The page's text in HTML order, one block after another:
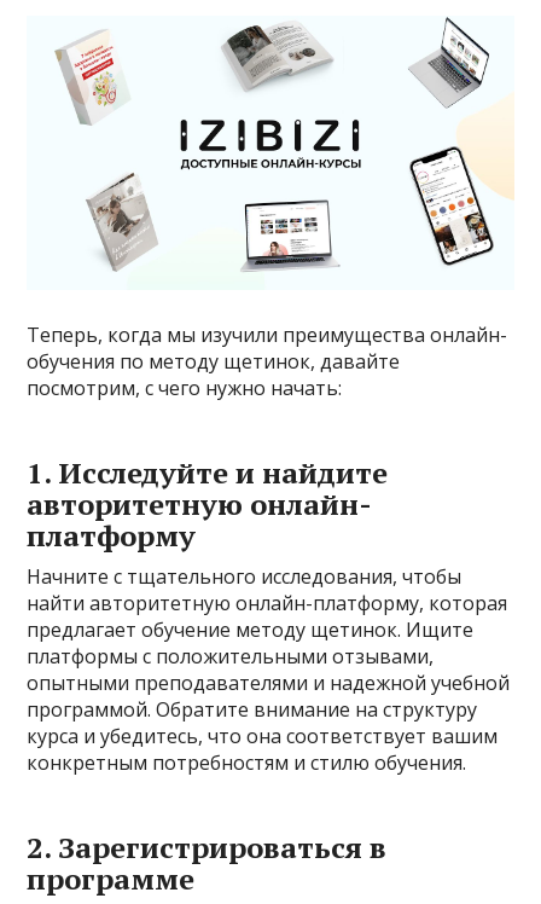
Теперь, когда мы изучили преимущества онлайн-
обучения по методу щетинок, давайте
посмотрим, с чего нужно начать:
1. Исследуйте и найдите
авторитетную онлайн-
платформу
Начните с тщательного исследования, чтобы
найти авторитетную онлайн-платформу, которая
предлагает обучение методу щетинок. Ищите
платформы с положительными отзывами,
опытными преподавателями и надежной учебной
программой. Обратите внимание на структуру
курса и убедитесь, что она соответствует вашим
конкретным потребностям и стилю обучения.
2. Зарегистрироваться в
программе